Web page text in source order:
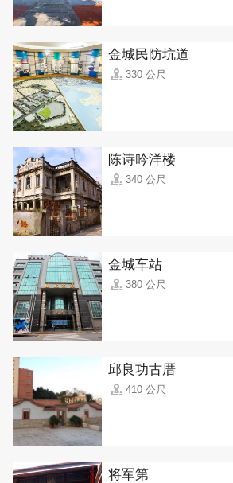
金城民防坑道
330 公尺
陈诗吟洋楼
340 公尺
金城车站
380 公尺
邱良功古厝
410 公尺
将军第